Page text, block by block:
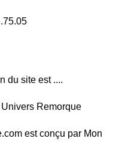
du site est ....
Remorque
est conçu par Mon